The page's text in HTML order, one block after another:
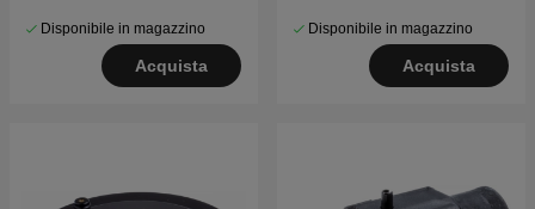
Disponibile in magazzino
Acquista
Disponibile in magazzino
Acquista